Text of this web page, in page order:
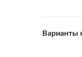
Варианты